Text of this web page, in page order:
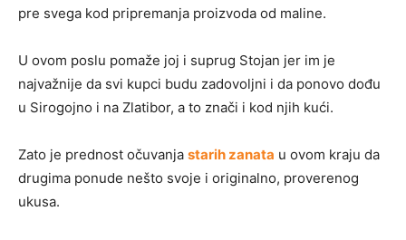
pre svega kod pripremanja proizvoda od maline.
U ovom poslu pomaže joj i suprug Stojan jer im je
najvažnije da svi kupci budu zadovoljni i da ponovo dođu
u Sirogojno i na Zlatibor, a to znači i kod njih kući.
Zato je prednost očuvanja starih zanata u ovom kraju da
drugima ponude nešto svoje i originalno, proverenog
ukusa.